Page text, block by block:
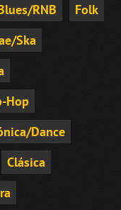
RNB
Folk
Ska
Hop
Dance
Clásica